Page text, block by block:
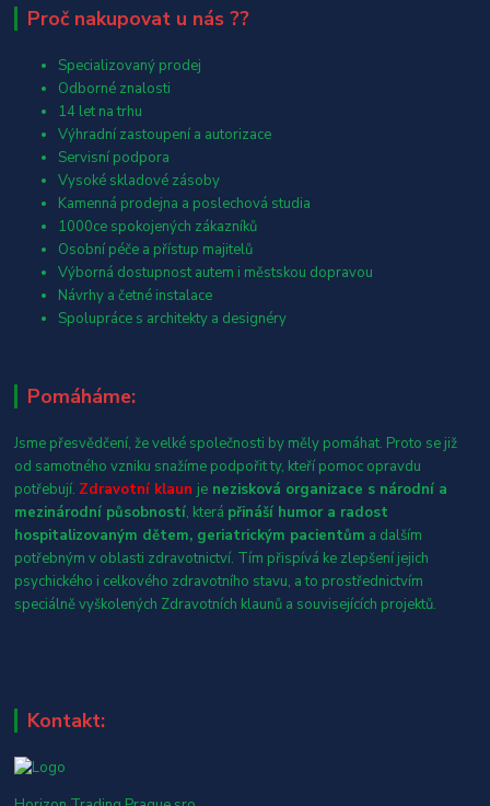
Proč nakupovat u nás ??
Specializovaný prodej
Odborné znalosti
14 let na trhu
Výhradní zastoupení a autorizace
Servisní podpora
Vysoké skladové zásoby
Kamenná prodejna a poslechová studia
1000ce spokojených zákazníků
Osobní péče a přístup majitelů
Výborná dostupnost autem i městskou dopravou
Návrhy a četné instalace
Spolupráce s architekty a designéry
Pomáháme:
Jsme přesvědčení, že velké společnosti by měly pomáhat. Proto se již
od samotného vzniku snažíme podpořit ty, kteří pomoc opravdu
potřebují. Zdravotní klaun je nezisková organizace s národní a
mezinárodní působností, která přináší humor a radost
hospitalizovaným dětem, geriatrickým pacientům a dalším
potřebným v oblasti zdravotnictví. Tím přispívá ke zlepšení jejich
psychického i celkového zdravotního stavu, a to prostřednictvím
speciálně vyškolených Zdravotních klaunů a souvisejících projektů.
Kontakt: